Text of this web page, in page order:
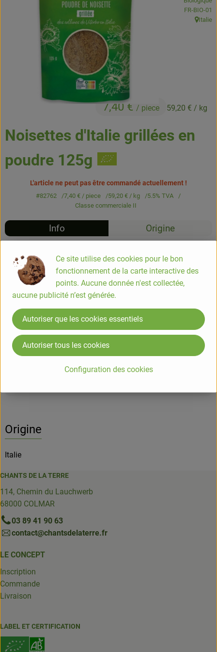
Accessoires et divers
Cosmétique et hygiène
Pour vous
Noisettes d'Italie grillées en
poudre 125g
7,40 € / piece 59,20 € / kg
, Autorité
FR-BIO-01
,
Italie
L'article ne peut pas être commandé actuellement !
#82762 7,40 €/ piece 59,20 €/ kg
5.5% TVA
Classe commerciale II
Info Origine
Info
Noisettes d'Italie grillées en poudre 125g
Issues de la variété romaine, ces noisettes d'Italie sont de
couleur claire et ont une saveur particulièrement délicate.
Finement torréfiées et broyées, elles produisent une poudre
savoureuse idéale pour vos pâtisseries.
Origine
Italie
CHANTS DE LA TERRE
114, Chemin du Lauchwerb
68000 COLMAR
03 89 41 90 63
contact@chantsdelaterre.fr
LE CONCEPT
Inscription
Commande
Livraison
LABEL ET CERTIFICATION
Ce site utilise des cookies pour le bon
fonctionnement de la carte interactive des
points. Aucune donnée n'est collectée,
aucune publicité n’est générée.
Configuration des cookies
Autoriser que les cookies essentiels
Autoriser tous les cookies